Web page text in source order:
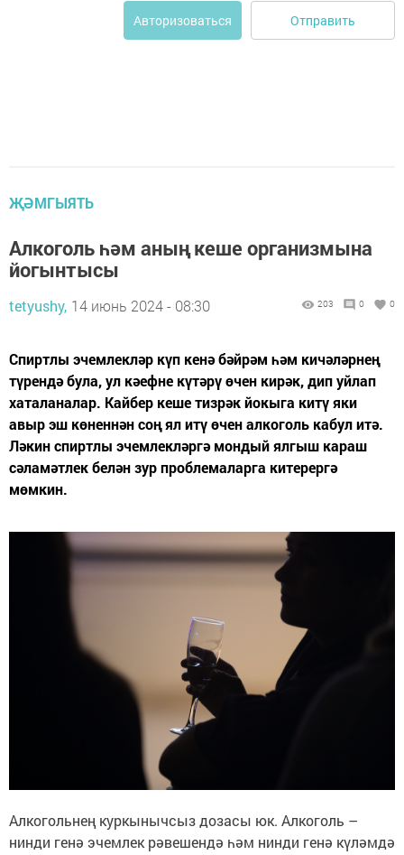
Авторизоваться Отправить
ҖӘМГЫЯТЬ
Алкоголь һәм аның кеше организмына
йогынтысы
tetyushy, 14 июнь 2024 - 08:30 203 0 0
Спиртлы эчемлекләр күп кенә бәйрәм һәм кичәләрнең
түрендә була, ул кәефне күтәрү өчен кирәк, дип уйлап
хаталаналар. Кайбер кеше тизрәк йокыга китү яки
авыр эш көненнән соң ял итү өчен алкоголь кабул итә.
Ләкин спиртлы эчемлекләргә мондый ялгыш караш
сәламәтлек белән зур проблемаларга китерергә
мөмкин.
Алкогольнең куркынычсыз дозасы юк. Алкоголь –
нинди генә эчемлек рәвешендә һәм нинди генә күләмдә